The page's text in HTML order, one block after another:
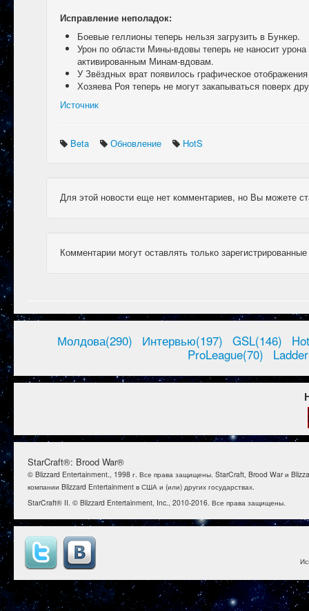
Исправление неполадок:
Боевые геллионы теперь нельзя загрузить в Бункер.
Урон по области Мины-вдовы теперь не наносит
активированным Минам-вдовам.
У Звёздных врат появилось графическое
Хозяева Роя теперь не могут закапываться поверх
Источник
Beta Обновление HotS
Для этой новости еще нет комментариев, но Вы можете
Комментарии могут оставлять только
Молдова(290) Интервью(197) GSL(146)
ProLeague(70)
StarCraft®: Brood War®
© Blizzard Entertainment., 1998 г. Все права защищены. StarCraft, Brood War и
компании Blizzard Entertainment в США и (или) других государствах.
StarCraft® II. © Blizzard Entertainment, Inc., 2010-2016. Все права защищены.